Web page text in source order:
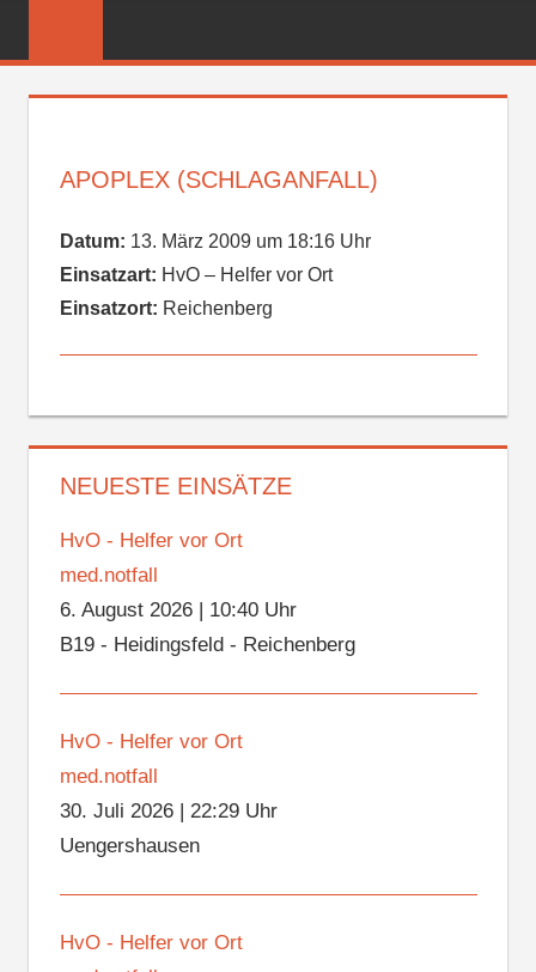
FEUERWEHR
APOPLEX (SCHLAGANFALL)
Datum: 13. März 2009 um 18:16 Uhr
Einsatzart: HvO – Helfer vor Ort
Einsatzort: Reichenberg
NEUESTE EINSÄTZE
HvO - Helfer vor Ort
med.notfall
6. August 2026| 10:40 Uhr
B19 - Heidingsfeld - Reichenberg
HvO - Helfer vor Ort
med.notfall
30. Juli 2026| 22:29 Uhr
Uengershausen
HvO - Helfer vor Ort